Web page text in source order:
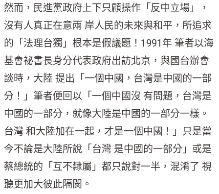
然而，民進黨政府上下只顧操作「反中立場」，
沒有人真正在意兩 岸人民的未來與和平，所追求
的「法理台獨」根本是假議題！1991年 筆者以海
基會祕書長身分代表政府出訪北京，與國台辦會
談時，大陸 提出「一個中國，台灣是中國的一部
分！」筆者便回以「一個中國沒 有問題，台灣是
中國的一部分，就像大陸是中國的一部分一樣。
台灣 和大陸加在一起，才是一個中國！」只是當
今不論是大陸所說「台灣 是中國的一部分」或是
蔡總統的「互不隸屬」都只說對一半，混淆了 視
聽更加大彼此隔閡。